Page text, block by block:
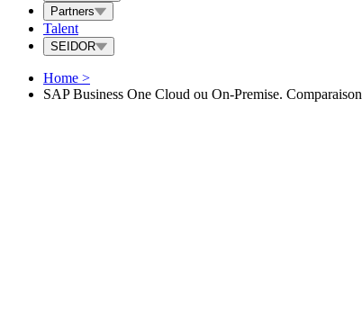
Partners
Talent
SEIDOR
Home >
SAP Business One Cloud ou On-Premise. Comparaison